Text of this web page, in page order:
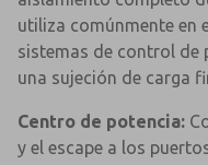
utiliza comúnmente en
sistemas de control de
una sujeción de carga
Centro de potencia:
y el escape a los